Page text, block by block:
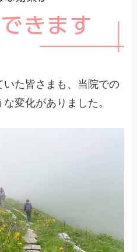
た皆さまも、当院での
変化がありました。